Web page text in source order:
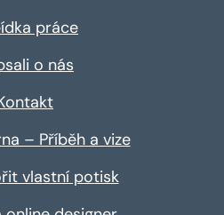
práce
o nás
– Příběh a vize
vlastní potisk